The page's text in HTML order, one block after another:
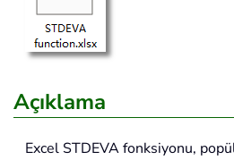
Açıklama
Excel STDEVAfonksiyonu,